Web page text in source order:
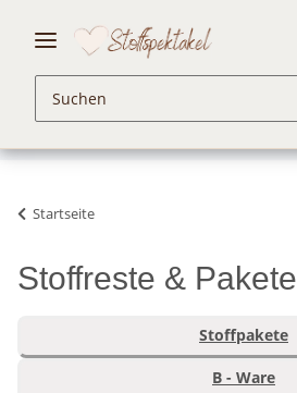
Startseite
Stoffreste & Pakete
Stoffpakete
B - Ware